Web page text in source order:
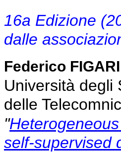
16a Edizione
dalle
Federico
Università degli
delle
"
self-supervised